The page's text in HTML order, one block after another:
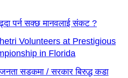
पर्न सक्छ मानवलाई संकट ?
Volunteers at Prestigious
in Florida
सडकमा / सरकार बिरुद्ध कडा